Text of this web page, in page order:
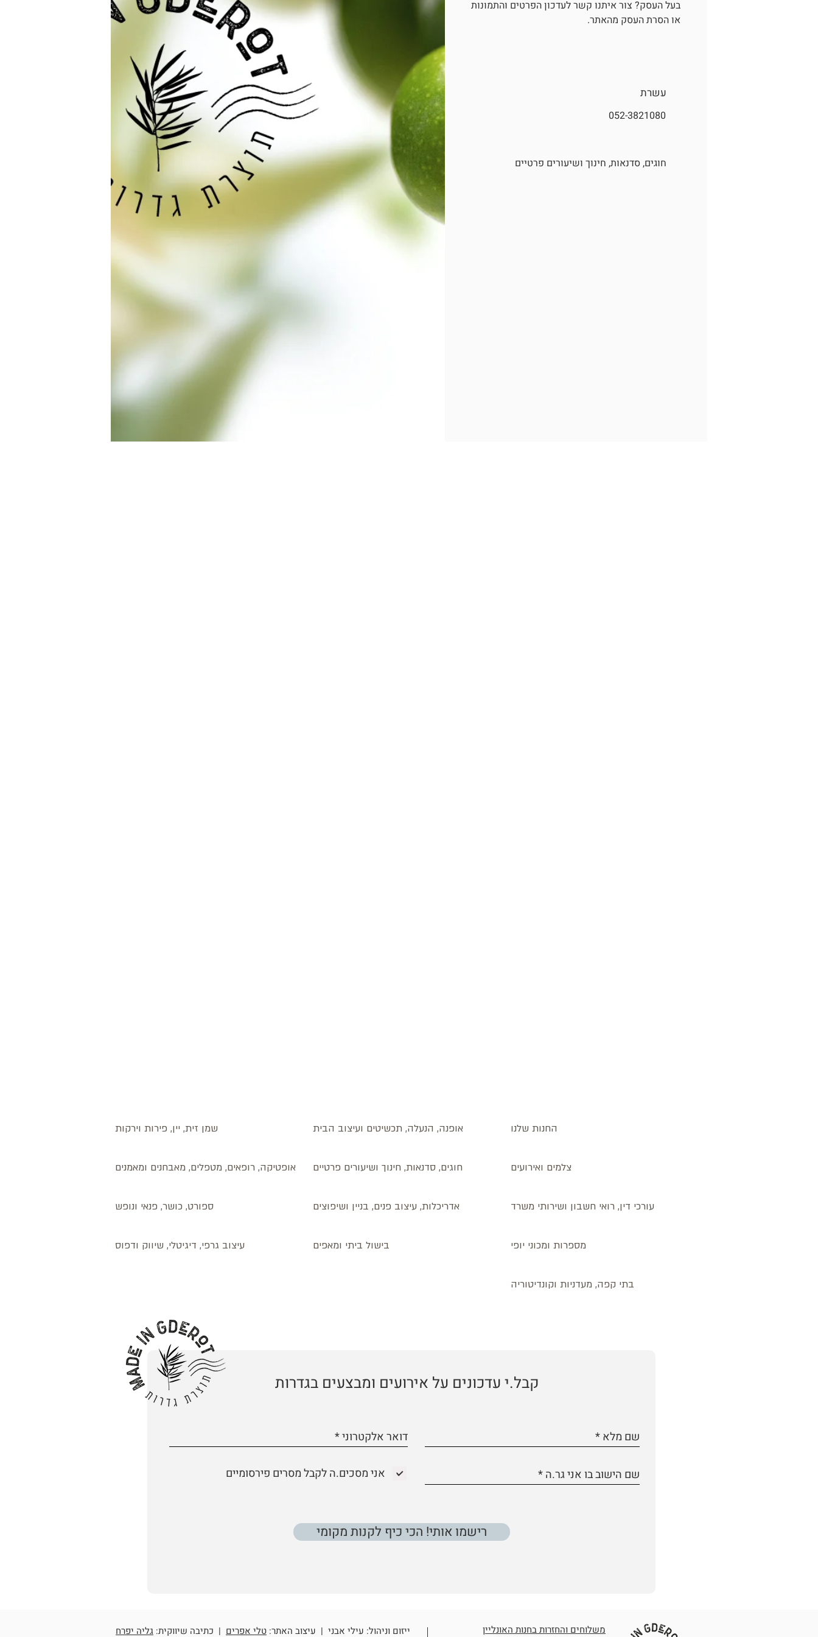
בעל העסק? צור איתנו קשרלעדכון הפרטים והתמונות
או הסרת העסק מהאתר.
עשרת
052-3821080
חוגים, סדנאות, חינוך ושיעורים פרטיים
החנות שלנו
צלמים ואירועים
עורכי דין, רואי חשבון ושירותי משרד
מספרות ומכוני יופי
בתי קפה, מעדניות וקונדיטוריה
אופנה, הנעלה, תכשיטים ועיצוב הבית
חוגים, סדנאות, חינוך ושיעורים פרטיים
אדריכלות, עיצוב פנים, בניין ושיפוצים
בישול ביתי ומאפים
שמן זית, יין, פירות וירקות
אופטיקה, רופאים, מטפלים, מאבחנים ומאמנים
ספורט, כושר, פנאי ונופש
עיצוב גרפי, דיגיטלי, שיווק ודפוס
קבל.י עדכונים על אירועים ומבצעים בגדרות
אני מסכים.ה לקבל מסרים פירסומיים
רישמו אותי! הכי כיף לקנות מקומי
ייזום וניהול: עילי אבני | עיצוב האתר: טלי אפרים | כתיבה שיווקית: גליה יפרח משלוחים והחזרות בחנות האונליין